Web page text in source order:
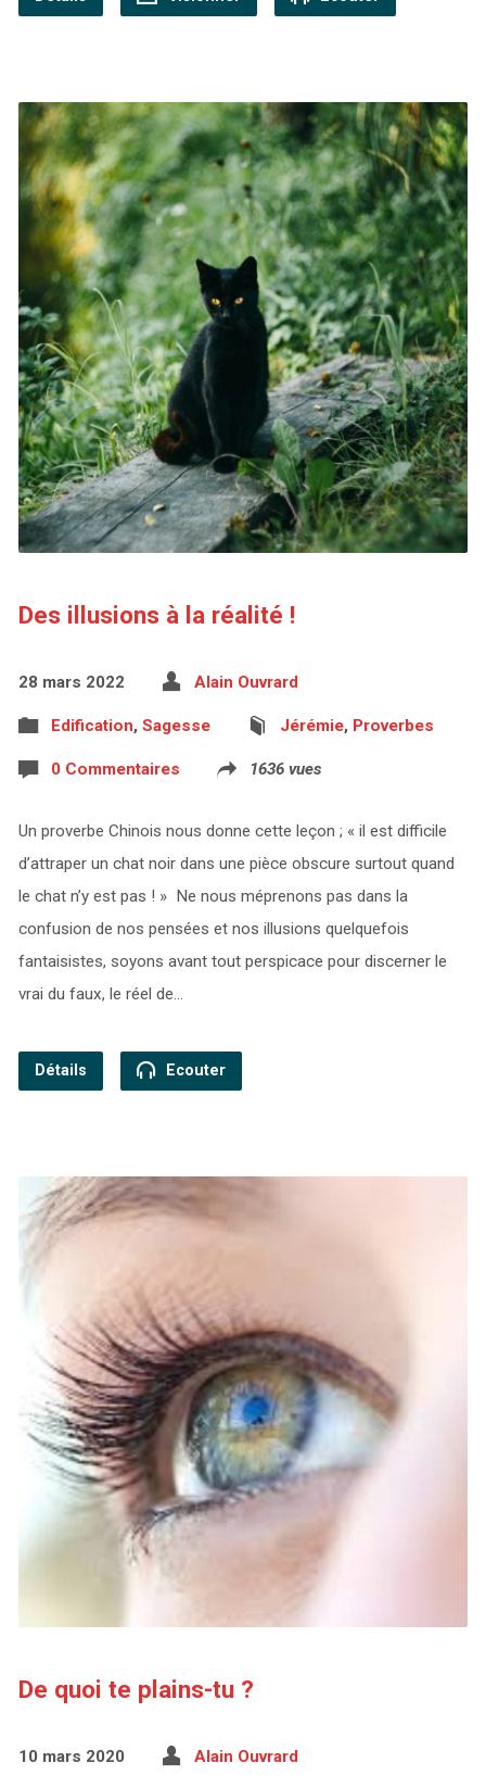
Des illusions à la réalité !
28 mars 2022 Alain Ouvrard
Edification, Sagesse Jérémie, Proverbes
0 Commentaires 1636 vues
Un proverbe Chinois nous donne cette leçon ; « il est difficile
d’attraper un chat noir dans une pièce obscure surtout quand
le chat n’y est pas ! » Ne nous méprenons pas dans la
confusion de nos pensées et nos illusions quelquefois
fantaisistes, soyons avant tout perspicace pour discerner le
vrai du faux, le réel de…
Détails Ecouter
De quoi te plains-tu ?
10 mars 2020 Alain Ouvrard